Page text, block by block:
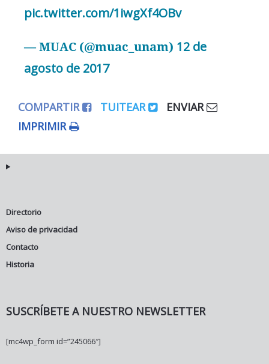
pic.twitter.com/1iwgXf4OBv
— MUAC (@muac_unam) 12 de
agosto de 2017
COMPARTIR TUITEAR
ENVIAR
IMPRIMIR
Directorio
Aviso de privacidad
Contacto
Historia
SUSCRÍBETE A NUESTRO NEWSLETTER
[mc4wp_form id=”245066″]